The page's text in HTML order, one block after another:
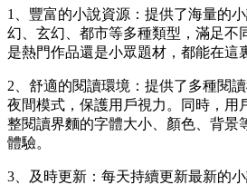
1、豐富的小說資源：提供了海量的
幻、玄幻、都市等多種類型，滿足不
是熱門作品還是小眾題材，都能在這
2、舒適的閱讀環境：提供了多種閱
夜間模式，保護用戶視力。同時，用
整閱讀界麵的字體大小、顏色、背景
體驗。
3、及時更新：每天持續更新最新的